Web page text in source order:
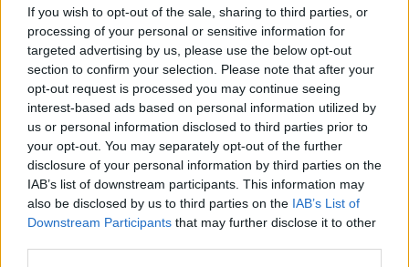
If you wish to opt-out of the sale, sharing to third parties, or
processing of your personal or sensitive information for
targeted advertising by us, please use the below opt-out
section to confirm your selection. Please note that after your
opt-out request is processed you may continue seeing
interest-based ads based on personal information utilized by
us or personal information disclosed to third parties prior to
your opt-out. You may separately opt-out of the further
disclosure of your personal information by third parties on the
IAB’s list of downstream participants. This information may
also be disclosed by us to third parties on the IAB’s List of
Downstream Participants that may further disclose it to other
Δείτε όλες τις λεπτομέρειες
Διάβασε σχετικά
Εγκρίθηκαν 15 προσλήψεις για
πυροπροστασία στον Δήμο Νότιας Κυνουρίας
Αλλαξαν εικόνα παιδικές χαρές του δήμου
Νότιας Κυνουρίας
Πως θα τιμήσει ο Δήμος Νότιας Κυνουρίας τη